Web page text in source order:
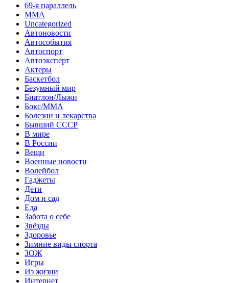
69-я параллель
MMA
Uncategorized
Автоновости
Автособытия
Автоспорт
Автоэксперт
Актеры
Баскетбол
Безумный мир
Биатлон/Лыжи
Бокс/MMA
Болезни и лекарства
Бывший СССР
В мире
В России
Вещи
Военные новости
Волейбол
Гаджеты
Дети
Дом и сад
Еда
Забота о себе
Звёзды
Здоровье
Зимние виды спорта
ЗОЖ
Игры
Из жизни
Интернет